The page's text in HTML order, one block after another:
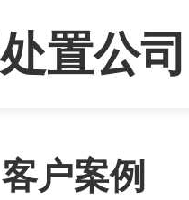
置公司
客户案例